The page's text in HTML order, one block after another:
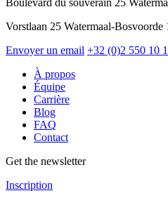
Vorstlaan 25 Watermaal-Bosvoorde
Envoyer un email +32 (0)2 550 10
À propos
Équipe
Carrière
Blog
FAQ
Contact
Get the newsletter
Inscription